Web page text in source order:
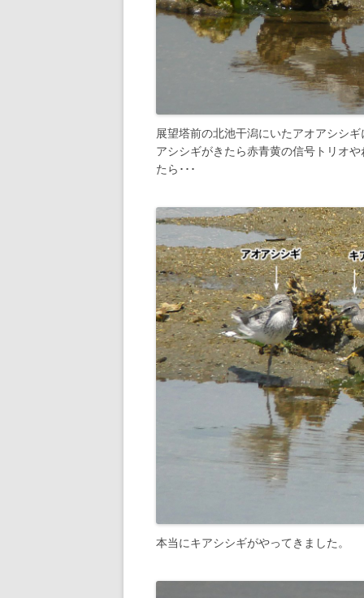
展望塔前の北池干潟にいたアオアシシ
アシシギがきたら赤青黄の信号トリオ
たら･･･
本当にキアシシギがやってきました。